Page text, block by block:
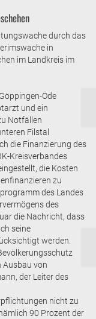
durch das
in
im Landkreis im
Öde
und ein
Notfällen
Filstal
die Finanzierung des
Kreisverbandes
die Kosten
zu
des Landes
des
die Nachricht, dass
seine
werden.
Ausbau von
der Leiter des
nicht zu
90 Prozent der